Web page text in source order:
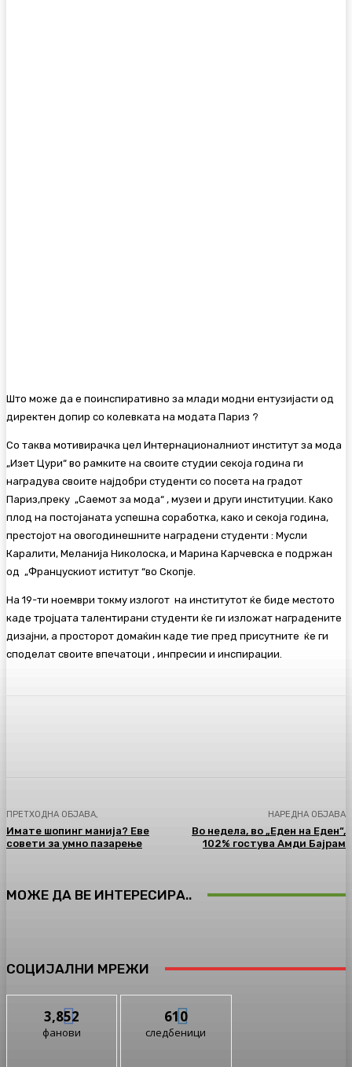
Што може да е поинспиративно за млади модни ентузијасти од
директен допир со колевката на модата Париз ?
Со таква мотивирачка цел Интернационалниот институт за мода
„Изет Цури“ во рамките на своите студии секоја година ги
наградува своите најдобри студенти со посета на градот
Париз,преку „Саемот за мода“ , музеи и други институции. Како
плод на постојаната успешна соработка, како и секоја година,
престојот на овогодинешните наградени студенти : Мусли
Каралити, Меланија Николоска, и Марина Карчевска е подржан
од „Францускиот иститут “во Скопје.
На 19-ти ноември токму излогот на институтот ќе биде местото
каде тројцата талентирани студенти ќе ги изложат наградените
дизајни, а просторот домаќин каде тие пред присутните ќе ги
споделат своите впечатоци , инпресии и инспирации.
ПРЕТХОДНА ОБЈАВА,
Имате шопинг манија? Еве
совети за умно пазарење
НАРЕДНА ОБЈАВА
Во недела, во „Еден на Еден“,
102% гостува Амди Бајрам
МОЖЕ ДА ВЕ ИНТЕРЕСИРА..
СОЦИЈАЛНИ МРЕЖИ
3,852
фанови
610
следбеници